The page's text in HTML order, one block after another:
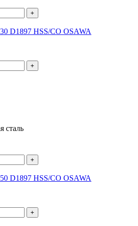
+
D1897 HSS/CO OSAWA
+
+
D1897 HSS/CO OSAWA
+